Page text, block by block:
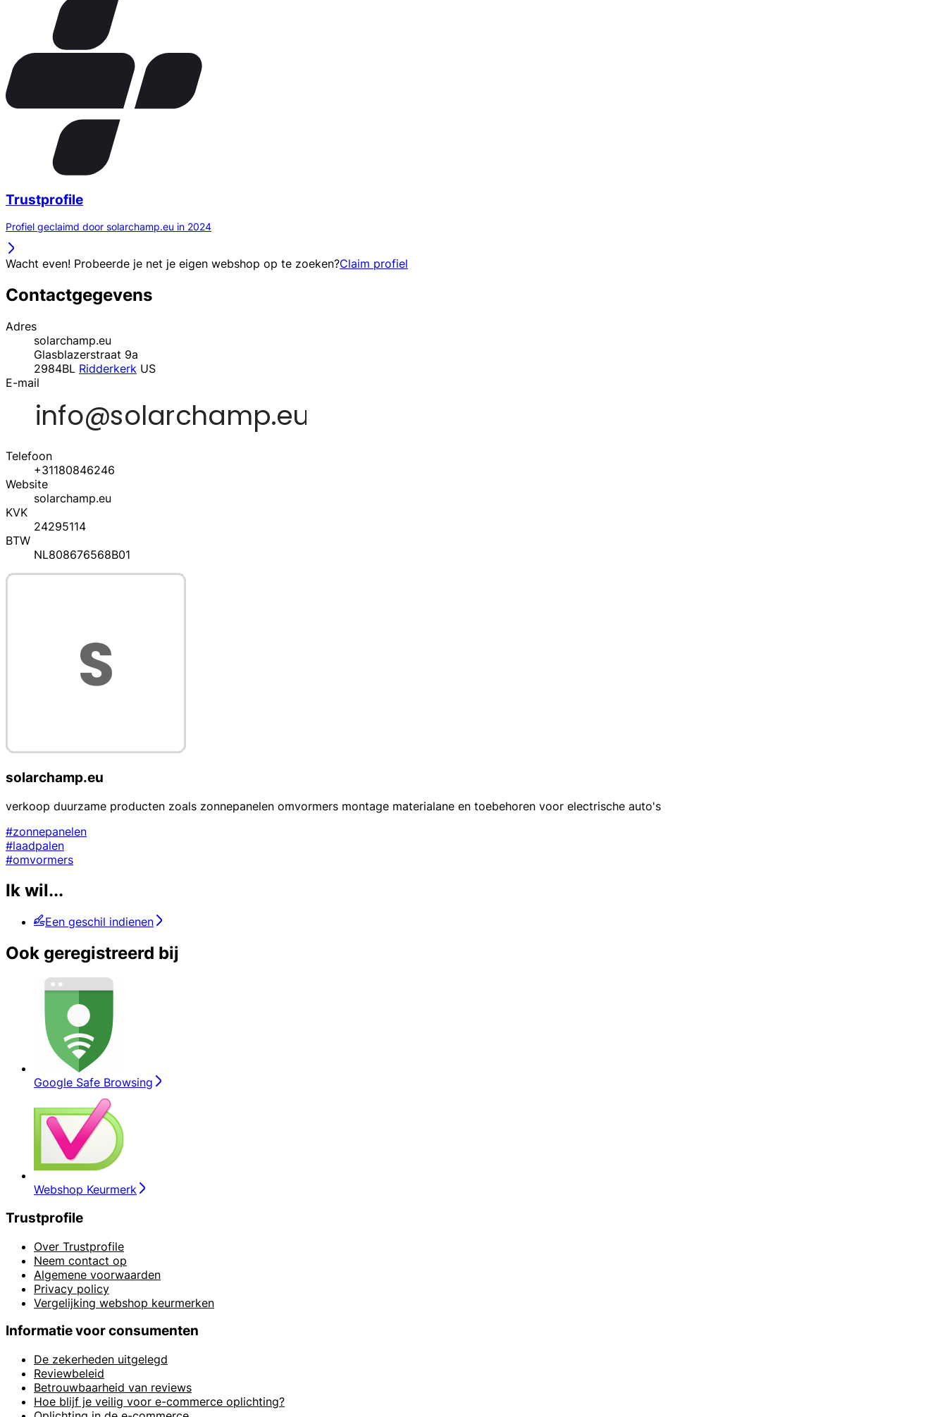
Trustprofile
Profiel geclaimd door solarchamp.eu in 2024
Wacht even! Probeerde je net je eigen webshop op te zoeken?Claim profiel
Contactgegevens
Adres
solarchamp.eu
Glasblazerstraat 9a
2984BL Ridderkerk US
E-mail
Telefoon
+31180846246
Website
solarchamp.eu
KVK
24295114
BTW
NL808676568B01
solarchamp.eu
verkoop duurzame producten zoals zonnepanelen omvormers montage materialane en toebehoren voor electrische auto's
#zonnepanelen
#laadpalen
#omvormers
Ik wil...
Een geschil indienen
Ook geregistreerd bij
Google Safe Browsing
Webshop Keurmerk
Trustprofile
Over Trustprofile
Neem contact op
Algemene voorwaarden
Privacy policy
Vergelijking webshop keurmerken
Informatie voor consumenten
De zekerheden uitgelegd
Reviewbeleid
Betrouwbaarheid van reviews
Hoe blijf je veilig voor e-commerce oplichting?